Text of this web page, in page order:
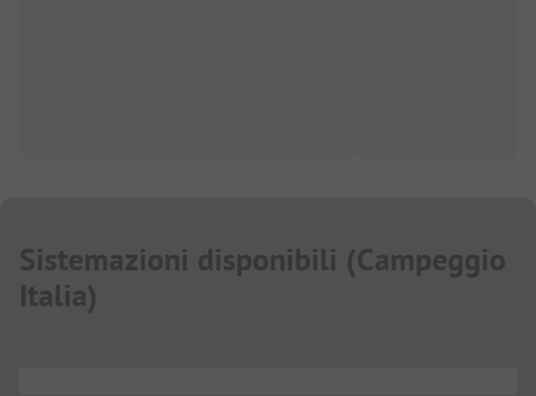
Sistemazioni disponibili (Campeggio
Italia)